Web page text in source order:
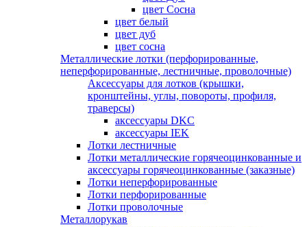
цвет Сосна
цвет белый
цвет дуб
цвет сосна
Металлические лотки (перфорированные,
неперфорированные, лестничные, проволочные)
Аксессуары для лотков (крышки,
кронштейны, углы, повороты, профиля,
траверсы)
аксессуары DKC
аксессуары IEK
Лотки лестничные
Лотки металлические горячеоцинкованные и
аксессуары горячеоцинкованные (заказные)
Лотки неперфорированные
Лотки перфорированные
Лотки проволочные
Металлорукав